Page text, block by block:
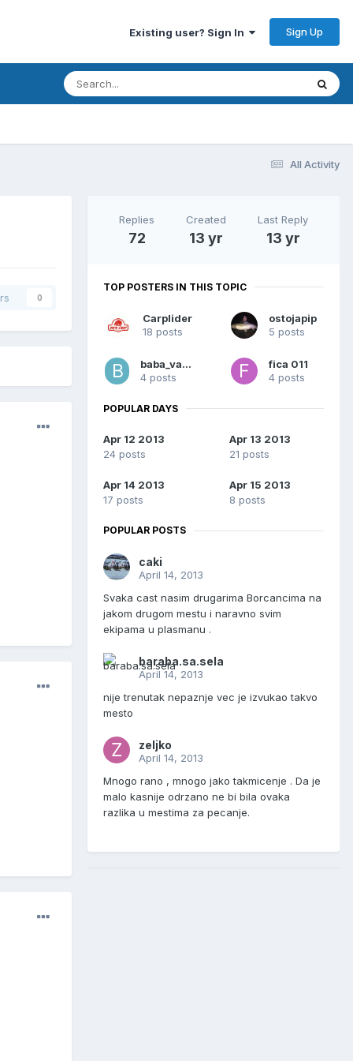
Existing user? Sign In Sign Up
All Activity
0
Replies
72
Created
13 yr
Last Reply
13 yr
TOP POSTERS IN THIS TOPIC
Carplider
18 posts
ostojapip
5 posts
baba_vanga
4 posts
fica 011
4 posts
POPULAR DAYS
Apr 12 2013
24 posts
Apr 13 2013
21 posts
Apr 14 2013
17 posts
Apr 15 2013
8 posts
POPULAR POSTS
caki
April 14, 2013
Svaka cast nasim drugarima Borcancima na
jakom drugom mestu i naravno svim
ekipama u plasmanu .
baraba.sa.sela
April 14, 2013
nije trenutak nepaznje vec je izvukao takvo
mesto
zeljko
April 14, 2013
Mnogo rano , mnogo jako takmicenje . Da je
malo kasnije odrzano ne bi bila ovaka
razlika u mestima za pecanje.